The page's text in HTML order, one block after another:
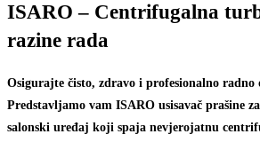
ISARO – Centrifugalna
razine rada
Osigurajte čisto, zdravo i profesionalno radno
Predstavljamo vam ISARO usisavač prašine
salonski uređaj koji spaja nevjerojatnu